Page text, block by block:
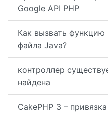
Google API PHP
Как вызвать функцию
файла Java?
контроллер
найдена
CakePHP 3 –